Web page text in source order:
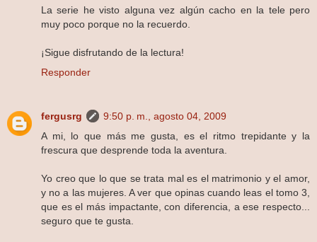
La serie he visto alguna vez algún cacho en la tele pero
muy poco porque no la recuerdo.
¡Sigue disfrutando de la lectura!
Responder
fergusrg
9:50 p. m., agosto 04, 2009
A mi, lo que más me gusta, es el ritmo trepidante y la
frescura que desprende toda la aventura.
Yo creo que lo que se trata mal es el matrimonio y el amor,
y no a las mujeres. A ver que opinas cuando leas el tomo 3,
que es el más impactante, con diferencia, a ese respecto...
seguro que te gusta.